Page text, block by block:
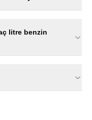
litre benzin